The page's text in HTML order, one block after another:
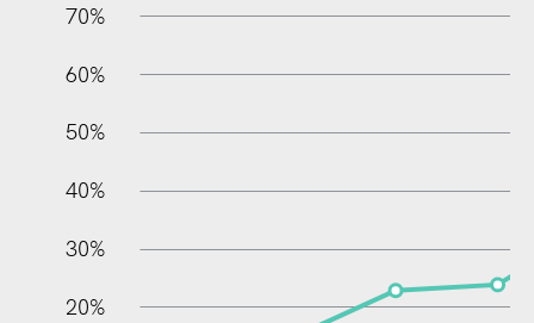
100%
70%
60%
50%
40%
30%
20%